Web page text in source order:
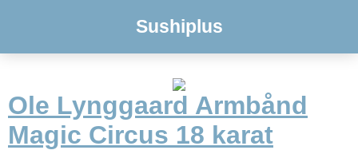
Sushiplus
Ole Lynggaard Armbånd
Magic Circus 18 karat